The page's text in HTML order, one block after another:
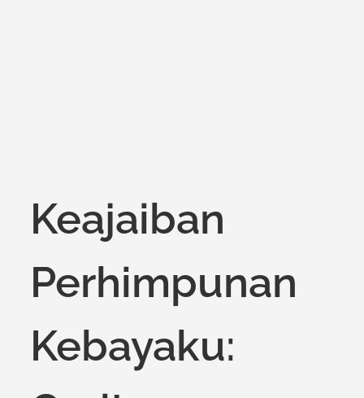
Keajaiban
Perhimpunan
Kebayaku: